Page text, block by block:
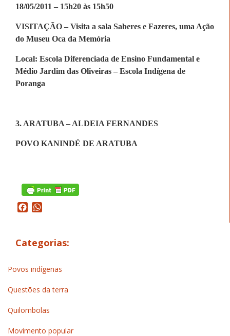
18/05/2011 – 15h20 às 15h50
VISITAÇÃO – Visita a sala Saberes e Fazeres, uma Ação
do Museu Oca da Memória
Local: Escola Diferenciada de Ensino Fundamental e
Médio Jardim das Oliveiras – Escola Indígena de
Poranga
3. ARATUBA – ALDEIA FERNANDES
POVO KANINDÉ DE ARATUBA
Facebook
Categorias:
Povos indígenas
Questões da terra
Quilombolas
Movimento popular